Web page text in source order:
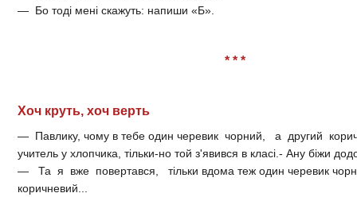
— Бо тоді мені скажуть: напиши «Б».
* * *
Хоч круть, хоч верть
— Павлику, чому в тебе один черевик чорний, а другий
учитель у хлопчика, тільки-но той з'явився в класі.- Ану біжи
— Та я вже повертався, тільки вдома теж один черевик
коричневий...